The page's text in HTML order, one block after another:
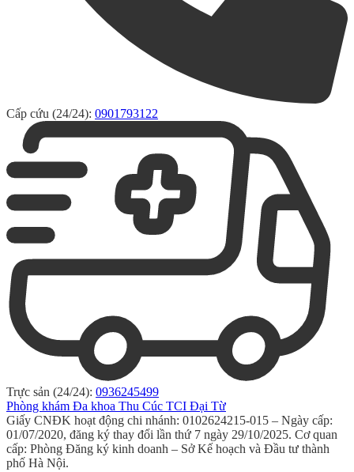
Cấp cứu (24/24): 0901793122
Trực sản (24/24): 0936245499
Phòng khám Đa khoa Thu Cúc TCI Đại Từ
Giấy CNĐK hoạt động chi nhánh: 0102624215-015 – Ngày cấp:
01/07/2020, đăng ký thay đổi lần thứ 7 ngày 29/10/2025. Cơ quan
cấp: Phòng Đăng ký kinh doanh – Sở Kế hoạch và Đầu tư thành
phố Hà Nội.